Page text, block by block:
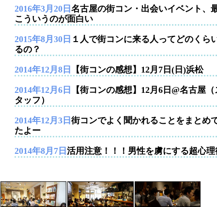
2016年3月20日 名古屋の街コン・出会いイベント、
こういうのが面白い
2015年8月30日 １人で街コンに来る人ってどのくら
るの？
2014年12月8日 【街コンの感想】12月7日(日)浜松
2014年12月6日
【街コンの感想】12月6日@名古屋（
タッフ）
2014年12月3日 街コンでよく聞かれることをまとめ
たよー
2014年8月7日 活用注意！！！男性を虜にする超心理